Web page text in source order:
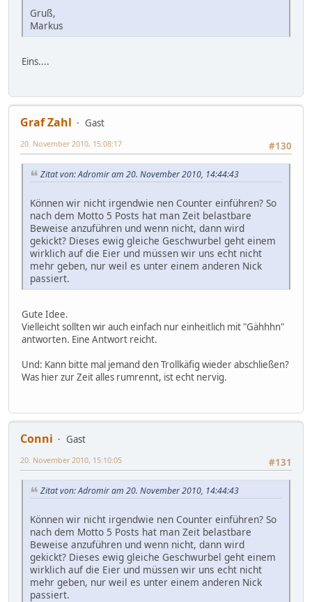
Gruß,
Markus
Eins....
Graf Zahl
Gast
#130
20. November 2010, 15:08:17
Zitat von: Adromir am 20. November 2010, 14:44:43
Können wir nicht irgendwie nen Counter einführen? So
nach dem Motto 5 Posts hat man Zeit belastbare
Beweise anzuführen und wenn nicht, dann wird
gekickt? Dieses ewig gleiche Geschwurbel geht einem
wirklich auf die Eier und müssen wir uns echt nicht
mehr geben, nur weil es unter einem anderen Nick
passiert.
Gute Idee.
Vielleicht sollten wir auch einfach nur einheitlich mit "Gähhhn"
antworten. Eine Antwort reicht.
Und: Kann bitte mal jemand den Trollkäfig wieder abschließen?
Was hier zur Zeit alles rumrennt, ist echt nervig.
Conni
Gast
#131
20. November 2010, 15:10:05
Zitat von: Adromir am 20. November 2010, 14:44:43
Können wir nicht irgendwie nen Counter einführen? So
nach dem Motto 5 Posts hat man Zeit belastbare
Beweise anzuführen und wenn nicht, dann wird
gekickt? Dieses ewig gleiche Geschwurbel geht einem
wirklich auf die Eier und müssen wir uns echt nicht
mehr geben, nur weil es unter einem anderen Nick
passiert.